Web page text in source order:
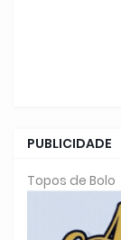
PUBLICIDADE
Topos de Bolo